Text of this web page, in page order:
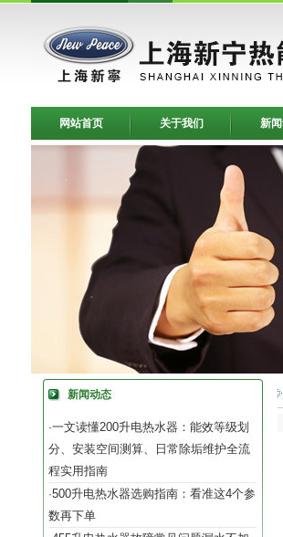
网站首页 关于我们 新
新闻动态
·一文读懂200升电热水器：能效等级划
分、安装空间测算、日常除垢维护全流
程实用指南
·500升电热水器选购指南：看准这4个参
数再下单